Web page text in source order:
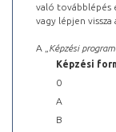
való továbblépés
vagy lépjen
A „ Képzési
Képzési
0
A
B